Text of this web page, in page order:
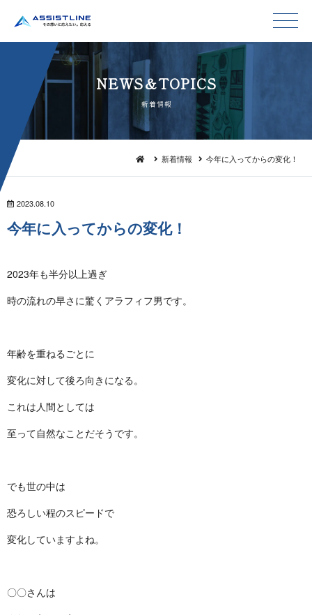
NEWS＆TO P I C S
新 着 情 報
新着情報 今年に入ってからの変化！
2023.08.10
今年に入ってから の 変 化 ！
2023年も半分以上過ぎ
時の流れの早さに驚くアラフィフ男です。
年齢を重ねるごとに
変化に対して後ろ向きになる。
これは人間としては
至って自然なことだそうです。
でも世の中は
恐ろしい程のスピードで
変化していますよね。
〇〇さんは